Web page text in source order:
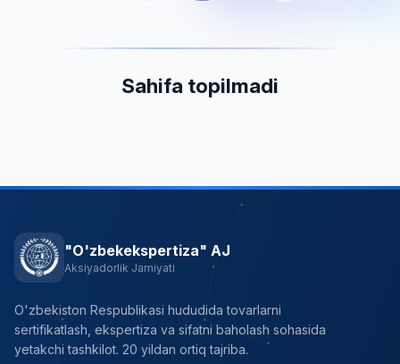
Sahifa topilmadi
"O'zbekekspertiza" AJ
Aksiyadorlik Jamiyati
O'zbekiston Respublikasi hududida tovarlarni
sertifikatlash, ekspertiza va sifatni baholash sohasida
yetakchi tashkilot. 20 yildan ortiq tajriba.